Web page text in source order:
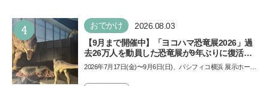
4 おでかけ 2026.08.03
【9月まで開催中】「ヨコハマ恐竜展2026」過
去26万人を動員した恐竜展が9年ぶりに復活！
夏休みのおでかけで楽しむポイントを完全ガイ
2026年7月17日(金)〜9月6日(日)、パシフィコ横浜 展示ホール